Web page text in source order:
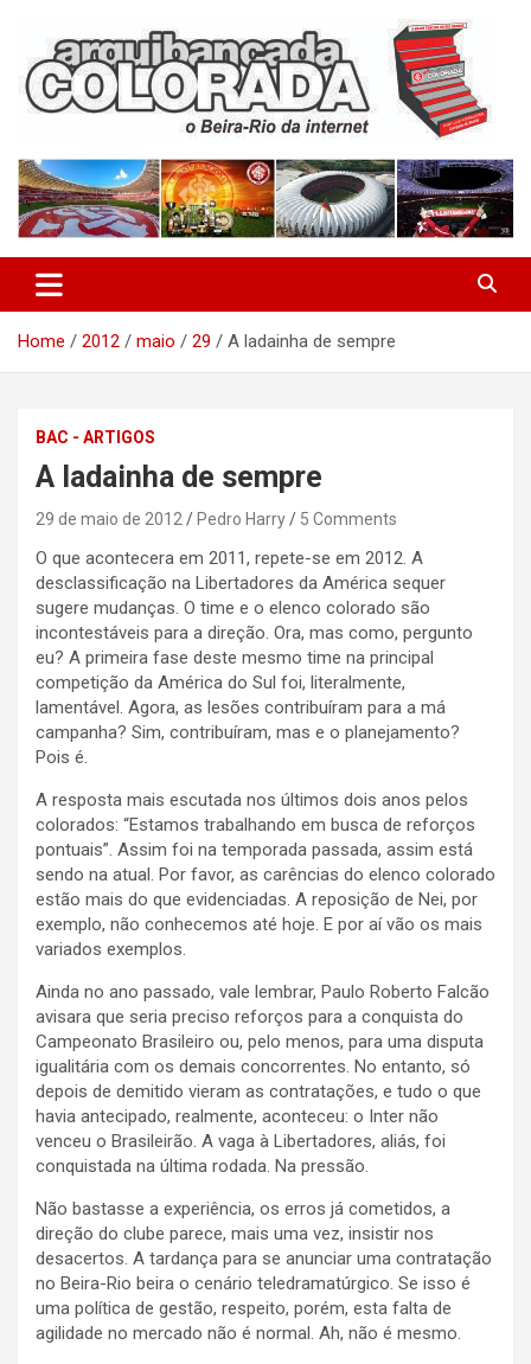
content
Arquibancada Colorada
Home 2012 maio 29 A ladainha de sempre
BAC - ARTIGOS
A ladainha de sempre
29 de maio de 2012 Pedro Harry 5 Comments
O que acontecera em 2011, repete-se em 2012. A
desclassificação na Libertadores da América sequer
sugere mudanças. O time e o elenco colorado são
incontestáveis para a direção. Ora, mas como, pergunto
eu? A primeira fase deste mesmo time na principal
competição da América do Sul foi, literalmente,
lamentável. Agora, as lesões contribuíram para a má
campanha? Sim, contribuíram, mas e o planejamento?
Pois é.
A resposta mais escutada nos últimos dois anos pelos
colorados: “Estamos trabalhando em busca de reforços
pontuais”. Assim foi na temporada passada, assim está
sendo na atual. Por favor, as carências do elenco colorado
estão mais do que evidenciadas. A reposição de Nei, por
exemplo, não conhecemos até hoje. E por aí vão os mais
variados exemplos.
Ainda no ano passado, vale lembrar, Paulo Roberto Falcão
avisara que seria preciso reforços para a conquista do
Campeonato Brasileiro ou, pelo menos, para uma disputa
igualitária com os demais concorrentes. No entanto, só
depois de demitido vieram as contratações, e tudo o que
havia antecipado, realmente, aconteceu: o Inter não
venceu o Brasileirão. A vaga à Libertadores, aliás, foi
conquistada na última rodada. Na pressão.
Não bastasse a experiência, os erros já cometidos, a
direção do clube parece, mais uma vez, insistir nos
desacertos. A tardança para se anunciar uma contratação
no Beira-Rio beira o cenário teledramatúrgico. Se isso é
uma política de gestão, respeito, porém, esta falta de
agilidade no mercado não é normal. Ah, não é mesmo.